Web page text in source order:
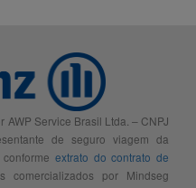
Service Brasil Ltda. – CNPJ
de seguro viagem da
extrato do contrato de
comercializados por Mindseg